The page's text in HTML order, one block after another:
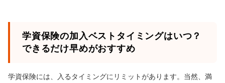
学資保険の加入ベストタイミングはいつ？
できるだけ早めがおすすめ
学資保険には、入るタイミングにリミットがあります。当然、満